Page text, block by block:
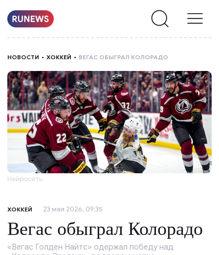
РУБРИКИ
О
НАС
НОВОСТИ ХОККЕЙ ВЕГАС ОБЫГРАЛ КОЛОРАДО
Нейросеть
ХОККЕЙ 23 мая 2026, 09:35
Вегас обыграл Колорадо
«Вегас Голден Найтс» одержал победу над